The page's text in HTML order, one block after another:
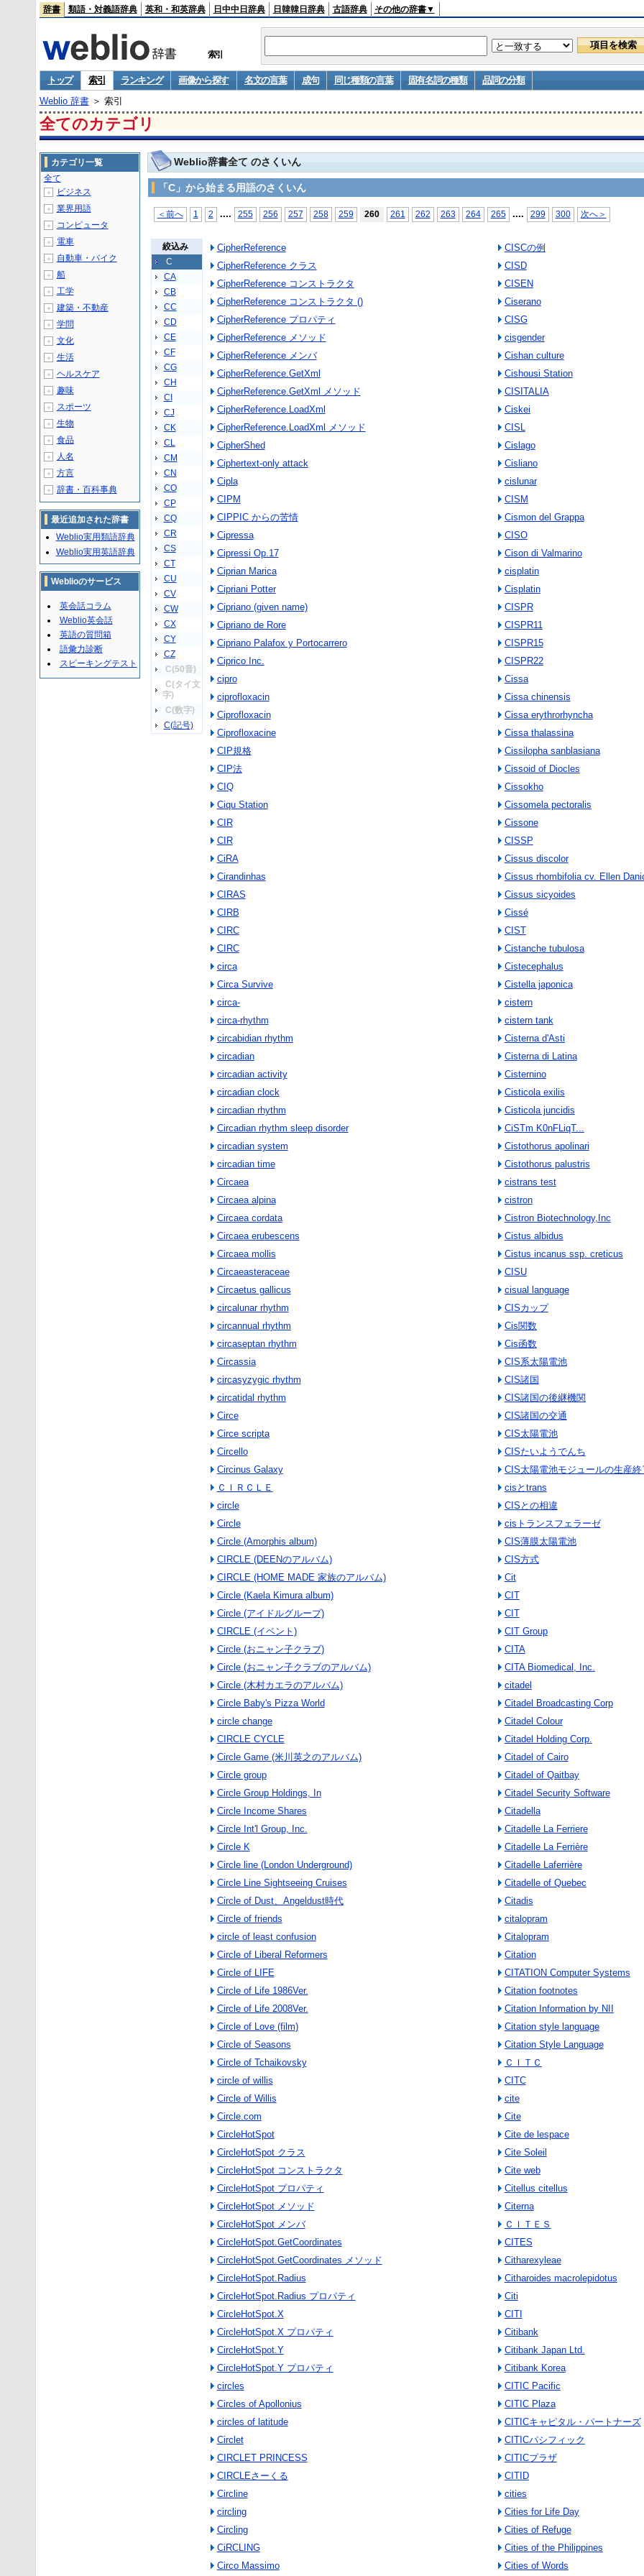
辞書 類語・対義語辞典 英和・和英辞典 日中中日辞典 日韓韓日辞典 古語辞典 その他の辞書▼
索引
トップ 索引 ランキング 画像から探す 名文の言葉 成句 同じ種類の言葉 固有名詞の種類
品詞の分類
Weblio 辞書＞ 索引
全てのカテゴリ
Weblio辞書全て のさくいん
「C」から始まる用語のさくいん
＜前へ 1 2 .... 255 256 257 258 259 260 261 262 263 264 265 .... 299 300 次へ＞
絞込み
C
CA
CB
CC
CD
CE
CF
CG
CH
CI
CJ
CK
CL
CM
CN
CO
CP
CQ
CR
CS
CT
CU
CV
CW
CX
CY
CZ
C(50音)
C(タイ文
字)
C(数字)
C(記号)
CipherReference
CipherReference クラス
CipherReference コンストラクタ
CipherReference コンストラクタ ()
CipherReference プロパティ
CipherReference メソッド
CipherReference メンバ
CipherReference.GetXml
CipherReference.GetXml メソッド
CipherReference.LoadXml
CipherReference.LoadXml メソッド
CipherShed
Ciphertext-only attack
Cipla
CIPM
CIPPIC からの苦情
Cipressa
Cipressi Op.17
Ciprian Marica
Cipriani Potter
Cipriano (given name)
Cipriano de Rore
Cipriano Palafox y Portocarrero
Ciprico Inc.
cipro
ciprofloxacin
Ciprofloxacin
Ciprofloxacine
CIP規格
CIP法
CIQ
Ciqu Station
CIR
CIR
CiRA
Cirandinhas
CIRAS
CIRB
CIRC
CIRC
circa
Circa Survive
circa-
circa-rhythm
circabidian rhythm
circadian
circadian activity
circadian clock
circadian rhythm
Circadian rhythm sleep disorder
circadian system
circadian time
Circaea
Circaea alpina
Circaea cordata
Circaea erubescens
Circaea mollis
Circaeasteraceae
Circaetus gallicus
circalunar rhythm
circannual rhythm
circaseptan rhythm
Circassia
circasyzygic rhythm
circatidal rhythm
Circe
Circe scripta
Circello
Circinus Galaxy
ＣＩＲＣＬＥ
circle
Circle
Circle (Amorphis album)
CIRCLE (DEENのアルバム)
CIRCLE (HOME MADE 家族のアルバム)
Circle (Kaela Kimura album)
Circle (アイドルグループ)
CIRCLE (イベント)
Circle (おニャン子クラブ)
Circle (おニャン子クラブのアルバム)
Circle (木村カエラのアルバム)
Circle Baby's Pizza World
circle change
CIRCLE CYCLE
Circle Game (米川英之のアルバム)
Circle group
Circle Group Holdings, In
Circle Income Shares
Circle Int'l Group, Inc.
Circle K
Circle line (London Underground)
Circle Line Sightseeing Cruises
Circle of Dust、Angeldust時代
Circle of friends
circle of least confusion
Circle of Liberal Reformers
Circle of LIFE
Circle of Life 1986Ver.
Circle of Life 2008Ver.
Circle of Love (film)
Circle of Seasons
Circle of Tchaikovsky
circle of willis
Circle of Willis
Circle.com
CircleHotSpot
CircleHotSpot クラス
CircleHotSpot コンストラクタ
CircleHotSpot プロパティ
CircleHotSpot メソッド
CircleHotSpot メンバ
CircleHotSpot.GetCoordinates
CircleHotSpot.GetCoordinates メソッド
CircleHotSpot.Radius
CircleHotSpot.Radius プロパティ
CircleHotSpot.X
CircleHotSpot.X プロパティ
CircleHotSpot.Y
CircleHotSpot.Y プロパティ
circles
Circles of Apollonius
circles of latitude
Circlet
CIRCLET PRINCESS
CIRCLEさーくる
Circline
circling
Circling
CiRCLING
Circo Massimo
CISCの例
CISD
CISEN
Ciserano
CISG
cisgender
Cishan culture
Cishousi Station
CISITALIA
Ciskei
CISL
Cislago
Cisliano
cislunar
CISM
Cismon del Grappa
CISO
Cison di Valmarino
cisplatin
Cisplatin
CISPR
CISPR11
CISPR15
CISPR22
Cissa
Cissa chinensis
Cissa erythrorhyncha
Cissa thalassina
Cissilopha sanblasiana
Cissoid of Diocles
Cissokho
Cissomela pectoralis
Cissone
CISSP
Cissus discolor
Cissus rhombifolia cv. Ellen
Cissus sicyoides
Cissé
CIST
Cistanche tubulosa
Cistecephalus
Cistella japonica
cistern
cistern tank
Cisterna d'Asti
Cisterna di Latina
Cisternino
Cisticola exilis
Cisticola juncidis
CiSTm K0nFLiqT...
Cistothorus apolinari
Cistothorus palustris
cistrans test
cistron
Cistron Biotechnology,Inc
Cistus albidus
Cistus incanus ssp. creticus
CISU
cisual language
CISカップ
Cis関数
Cis函数
CIS系太陽電池
CIS諸国
CIS諸国の後継機関
CIS諸国の交通
CIS太陽電池
CISたいようでんち
CIS太陽電池モジュールの生産終
cisとtrans
CISとの相違
cisトランスフェラーゼ
CIS薄膜太陽電池
CIS方式
Cit
CIT
CIT
CIT Group
CITA
CITA Biomedical, Inc.
citadel
Citadel Broadcasting Corp
Citadel Colour
Citadel Holding Corp.
Citadel of Cairo
Citadel of Qaitbay
Citadel Security Software
Citadella
Citadelle La Ferriere
Citadelle La Ferrière
Citadelle Laferrière
Citadelle of Quebec
Citadis
citalopram
Citalopram
Citation
CITATION Computer Systems
Citation footnotes
Citation Information by NII
Citation style language
Citation Style Language
ＣＩＴＣ
CITC
cite
Cite
Cite de lespace
Cite Soleil
Cite web
Citellus citellus
Citerna
ＣＩＴＥＳ
CITES
Citharexyleae
Citharoides macrolepidotus
Citi
CITI
Citibank
Citibank Japan Ltd.
Citibank Korea
CITIC Pacific
CITIC Plaza
CITICキャピタル・パートナーズ
CITICパシフィック
CITICプラザ
CITID
cities
Cities for Life Day
Cities of Refuge
Cities of the Philippines
Cities of Words
カテゴリ一覧
全て
＋ ビジネス
＋ 業界用語
＋ コンピュータ
＋ 電車
＋ 自動車・バイク
＋ 船
＋ 工学
＋ 建築・不動産
＋ 学問
＋ 文化
＋ 生活
＋ ヘルスケア
＋ 趣味
＋ スポーツ
＋ 生物
＋ 食品
＋ 人名
＋ 方言
＋ 辞書・百科事典
最近追加された辞書
Weblio実用類語辞典
Weblio実用英語辞典
Weblioのサービス
英会話コラム
Weblio英会話
英語の質問箱
語彙力診断
スピーキングテスト